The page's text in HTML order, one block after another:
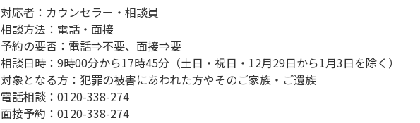
対応者：カウンセラー・相談員
相談方法：電話・面接
予約の要否：電話⇒不要、面接⇒要
相談日時：9時00分から17時45分（土日・祝日・12月29日から1月3日を除く）
対象となる方：犯罪の被害にあわれた方やそのご家族・ご遺族
電話相談：0120-338-274
面接予約：0120-338-274